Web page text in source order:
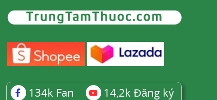
134k Fan 14,2k Đăng ký